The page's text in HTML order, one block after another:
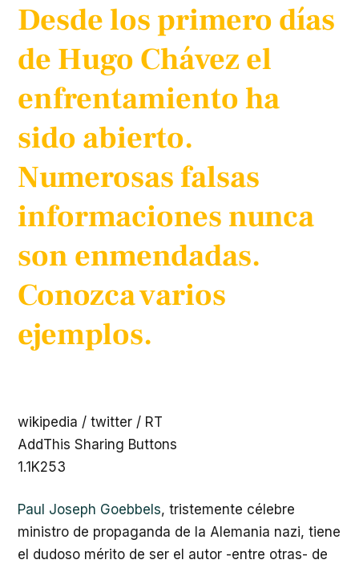
Desde los primero días
de Hugo Chávez el
enfrentamiento ha
sido abierto.
Numerosas falsas
informaciones nunca
son enmendadas.
Conozca varios
ejemplos.
wikipedia / twitter / RT
AddThis Sharing Buttons
1.1K253
Paul Joseph Goebbels, tristemente célebre
ministro de propaganda de la Alemania nazi, tiene
el dudoso mérito de ser el autor -entre otras- de